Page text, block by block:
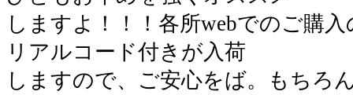
しますよ！！！各所webでのご購
リアルコード付きが入荷
しますので、ご安心をば。もちろ